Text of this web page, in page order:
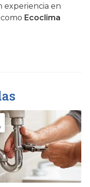
experiencia en
Ecoclima